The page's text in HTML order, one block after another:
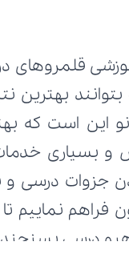
درسی بسنجند.